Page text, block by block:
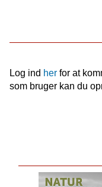
Log ind herfor at
som bruger kan du